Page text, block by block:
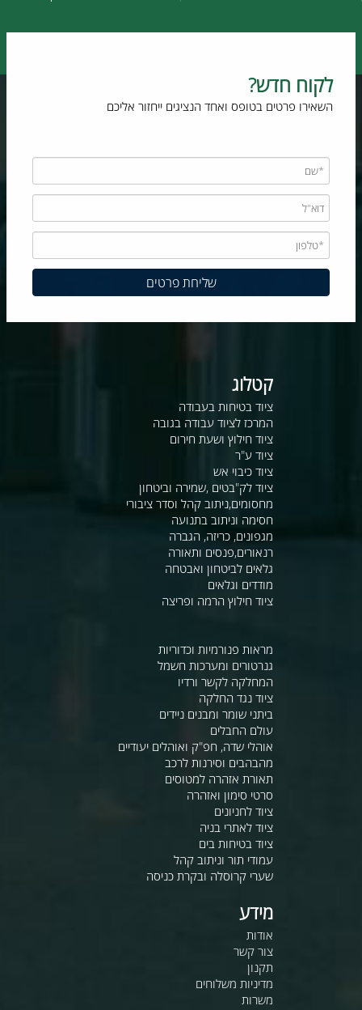
לקוח חדש?
השאירו פרטים בטופס ואחד הנציגים ייחזור אליכם
קטלוג
ציוד בטיחות בעבודה
המרכז לציוד עבודה בגובה
ציוד חילוץ ושעת חירום
ציוד ע"ר
ציוד כיבוי אש
ציוד לק"בטים ,שמירה וביטחון
מחסומים,ניתוב קהל וסדר ציבורי
חסימה וניתוב בתנועה
מגפונים, כריזה, הגברה
רנאורים,פנסים ותאורה
גלאים לביטחון ואבטחה
מודדים וגלאים
ציוד חילוץ הרמה ופריצה
מראות פנורמיות וכדוריות
גנרטורים ומערכות חשמל
המחלקה לקשר ורדיו
ציוד נגד החלקה
ביתני שומר ומבנים ניידים
עולם החבלים
אוהלי שדה, חפ"ק ואוהלים יעודיים
מהבהבים וסירנות לרכב
תאורת אזהרה למטוסים
סרטי סימון ואזהרה
ציוד לחניונים
ציוד לאתרי בניה
ציוד בטיחות בים
עמודי תור וניתוב קהל
שערי קרוסלה ובקרת כניסה
מידע
אודות
צור קשר
תקנון
מדיניות משלוחים
משרות